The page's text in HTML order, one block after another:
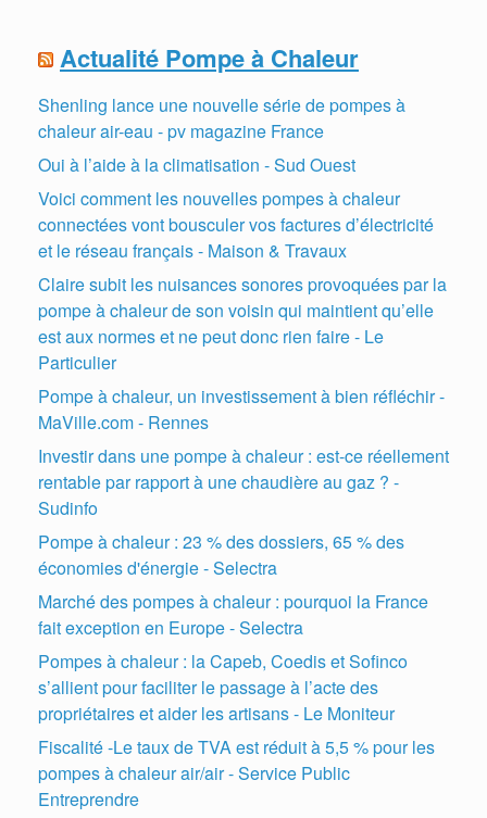
Actualité Pompe à Chaleur
Shenling lance une nouvelle série de pompes à
chaleur air-eau - pv magazine France
Oui à l’aide à la climatisation - Sud Ouest
Voici comment les nouvelles pompes à chaleur
connectées vont bousculer vos factures d’électricité
et le réseau français - Maison & Travaux
Claire subit les nuisances sonores provoquées par la
pompe à chaleur de son voisin qui maintient qu’elle
est aux normes et ne peut donc rien faire - Le
Particulier
Pompe à chaleur, un investissement à bien réfléchir -
MaVille.com - Rennes
Investir dans une pompe à chaleur : est-ce réellement
rentable par rapport à une chaudière au gaz ? -
Sudinfo
Pompe à chaleur : 23 % des dossiers, 65 % des
économies d'énergie - Selectra
Marché des pompes à chaleur : pourquoi la France
fait exception en Europe - Selectra
Pompes à chaleur : la Capeb, Coedis et Sofinco
s’allient pour faciliter le passage à l’acte des
propriétaires et aider les artisans - Le Moniteur
Fiscalité -Le taux de TVA est réduit à 5,5 % pour les
pompes à chaleur air/air - Service Public
Entreprendre